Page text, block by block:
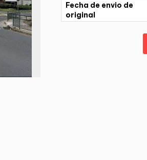
Fecha de envio de
original